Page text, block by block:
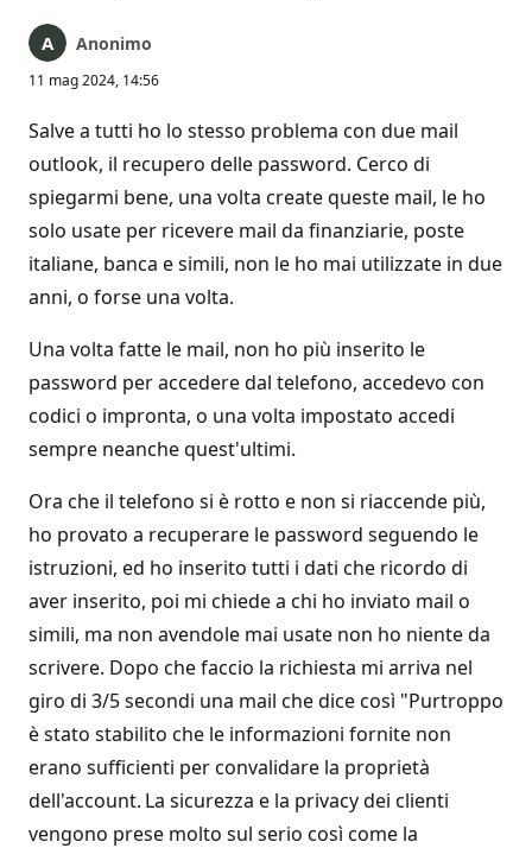
Anonimo
11 mag 2024, 14:56
Salve a tutti ho lo stesso problema con due mail
outlook, il recupero delle password. Cerco di
spiegarmi bene, una volta create queste mail, le ho
solo usate per ricevere mail da finanziarie, poste
italiane, banca e simili, non le ho mai utilizzate in due
anni, o forse una volta.
Una volta fatte le mail, non ho più inserito le
password per accedere dal telefono, accedevo con
codici o impronta, o una volta impostato accedi
sempre neanche quest'ultimi.
Ora che il telefono si è rotto e non si riaccende più,
ho provato a recuperare le password seguendo le
istruzioni, ed ho inserito tutti i dati che ricordo di
aver inserito, poi mi chiede a chi ho inviato mail o
simili, ma non avendole mai usate non ho niente da
scrivere. Dopo che faccio la richiesta mi arriva nel
giro di 3/5 secondi una mail che dice così "Purtroppo
è stato stabilito che le informazioni fornite non
erano sufficienti per convalidare la proprietà
dell'account. La sicurezza e la privacy dei clienti
vengono prese molto sul serio così come la